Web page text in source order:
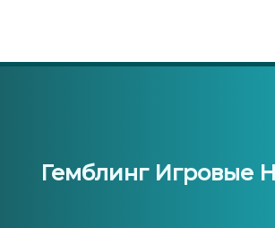
Гемблинг Игровые